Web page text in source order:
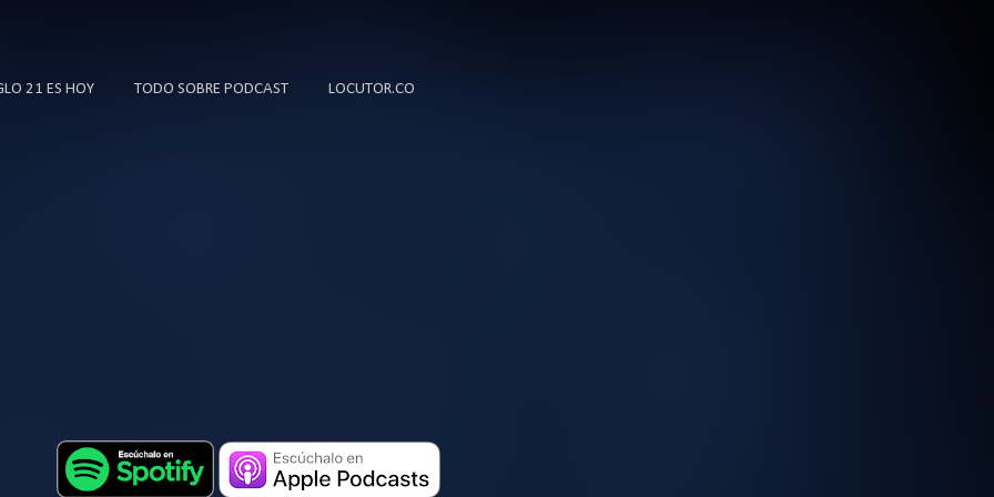
21 ES HOY TODO SOBRE PODCAST LOCUTOR.CO